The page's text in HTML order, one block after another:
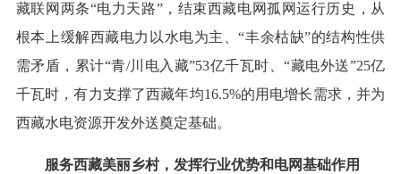
藏联网两条“电力天路”，结束西藏电网孤网运行历史，从
根本上缓解西藏电力以水电为主、“丰余枯缺”的结构性供
需矛盾，累计“青/川电入藏”53亿千瓦时、“藏电外送”25亿
千瓦时，有力支撑了西藏年均16.5%的用电增长需求，并为
西藏水电资源开发外送奠定基础。
服务西藏美丽乡村，发挥行业优势和电网基础作用